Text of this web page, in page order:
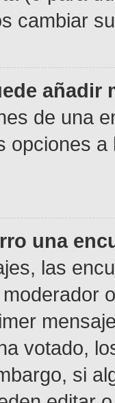
cambiar
añadir
de una
opciones
una
las
votado,
si